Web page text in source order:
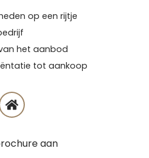
op een rijtje
het aanbod
tot aankoop
aan